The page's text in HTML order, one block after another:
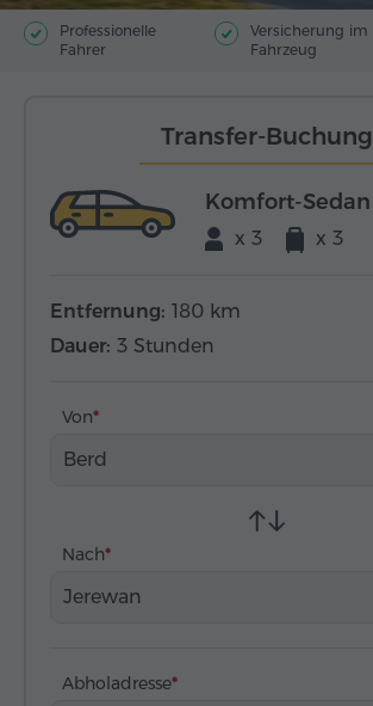
Professionelle
Fahrer
Versicherung im
Fahrzeug
Transfer-Buchung
Komfort-Sedan
x 3 x 3
Entfernung: 180 km
Dauer: 3 Stunden
Von
Berd
Nach
Jerewan
Abholadresse